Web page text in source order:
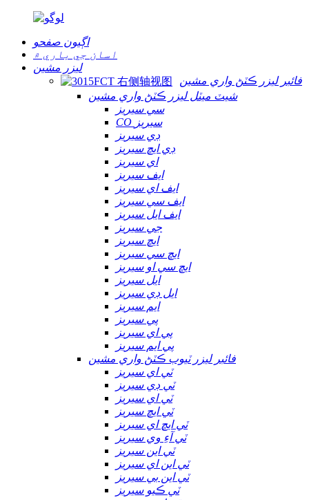
اڳيون صفحو
اسان جي باري ۾
ليزر مشين
فائبر ليزر ڪٽڻ واري مشين
شيٽ ميٽل ليزر ڪٽڻ واري مشين
سي سيريز
CO سيريز
ڊي سيريز
ڊي ايڇ سيريز
اي سيريز
ايف سيريز
ايف اي سيريز
ايف سي سيريز
ايف ايل سيريز
جي سيريز
ايڇ سيريز
ايڇ سي سيريز
ايڇ سي او سيريز
ايل سيريز
ايل ڊي سيريز
ايم سيريز
پي سيريز
پي اي سيريز
پي ايم سيريز
فائبر ليزر ٽيوب ڪٽڻ واري مشين
ٽي اي سيريز
ٽي ڊي سيريز
ٽي اي سيريز
ٽي ايڇ سيريز
ٽي ايڇ اي سيريز
ٽي آءِ وي سيريز
ٽي اين سيريز
ٽي اين اي سيريز
ٽي اين بي سيريز
ٽي ڪيو سيريز